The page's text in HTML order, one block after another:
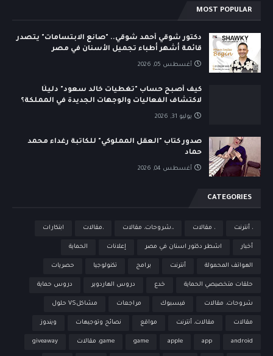
MOST POPULAR
دكتور شوقي أحمد شوقي.. "صانع الابتسامات" يتصدر
قائمة أشهر أطباء تجميل الأسنان في مصر
أغسطس 05, 2026
كيف أصبح حساب "تغطيات خالد سعود" دليلًا
لاكتشاف الفعاليات والوجهات الجديدة في المملكة؟
يوليو 31, 2026
صدور كتاب "العقل المملوكي" للكاتبة رغداء محمد
حماد
أغسطس 04, 2026
CATEGORIES
، أنترنت ، مقالات ،،شروحات، مقالات ،مقالات ابتكارات
أخبار اشطر دكتور اسنان في مصر إعلانات الحماية
الهواتف المحمولة أنترنت برامج تكنولوجيا حصريات
حلقات متخصيصي الحماية خدع دروس الهاردوير دروس حماية
شروحات، مقالات فيسبوك مراجعات مشاكلVS حلول
مقالات مقالات، أنترنت مواقع نصائح وتوجيهات ويندوز
android
app
apple
game game، مقالات giveaway